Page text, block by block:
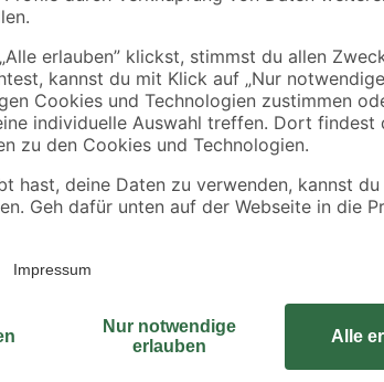
Das Regenfallrohr-Set für
Dach ab. Dadurch werden
überdurchschnittlich hohe
verringert. Das
Auslaufbogen, um die
feuerverzinktem, polyamid-